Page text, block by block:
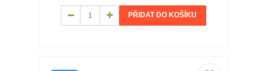
PŘIDAT DO KOŠÍKU